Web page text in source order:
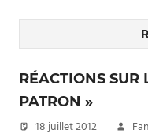
RÉACTIONS SUR
PATRON »
18 juillet 2012